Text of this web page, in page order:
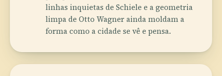
linhas inquietas de Schiele e a geometria
limpa de Otto Wagner ainda moldam a
forma como a cidade se vê e pensa.